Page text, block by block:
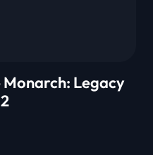
Monarch: Legacy